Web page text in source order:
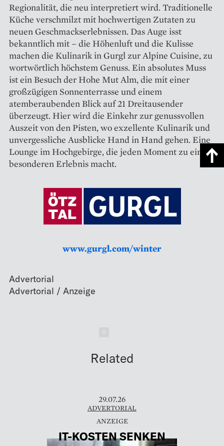
Regionalität, die neu interpretiert wird. Traditionelle
Küche verschmilzt mit hochwertigen Zutaten zu
neuen Geschmackserlebnissen. Das Auge isst
bekanntlich mit – die Höhenluft und die Kulisse
machen die Kulinarik in Gurgl zur Alpine Cuisine, zu
wortwörtlich höchstem Genuss. Ein absolutes Muss
ist ein Besuch der Hohe Mut Alm, die mit einer
großzügigen Sonnenterrasse und einem
atemberaubenden Blick auf 21 Dreitausender
überzeugt. Hier wird die Einkehr zur genussvollen
Auszeit von den Pisten, wo exzellente Kulinarik und
unvergessliche Ausblicke Hand in Hand gehen. Eine
Lounge im Hochgebirge, die jeden Moment zu einem
besonderen Erlebnis macht.
www.gurgl.com/winter
Advertorial
Related
29.07.26
ADVERTORIAL
IT-KOSTEN SENKEN